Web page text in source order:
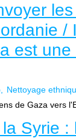
/
est
Nettoyage
de Gaza vers
Syrie :